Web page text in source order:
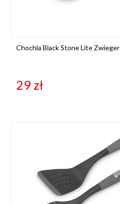
Chochla Black Stone Lite Zwieger
29 zł